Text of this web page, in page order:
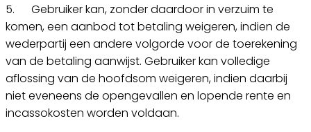
5. Gebruiker kan, zonder daardoor in verzuim te
komen, een aanbod tot betaling weigeren, indien de
wederpartij een andere volgorde voor de toerekening
van de betaling aanwijst. Gebruiker kan volledige
aflossing van de hoofdsom weigeren, indien daarbij
niet eveneens de opengevallen en lopende rente en
incassokosten worden voldaan.